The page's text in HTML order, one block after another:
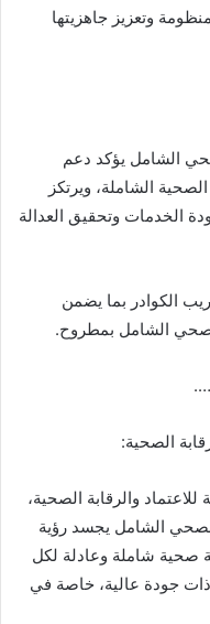
وتعزيز جاهزيتها
الشامل يؤكد دعم
الشاملة، ويرتكز
الخدمات وتحقيق العدالة
الكوادر بما يضمن
الشامل بمطروح.
الصحية:
والرقابة الصحية،
الشامل يجسد رؤية
صحية شاملة وعادلة لكل
جودة عالية، خاصة في